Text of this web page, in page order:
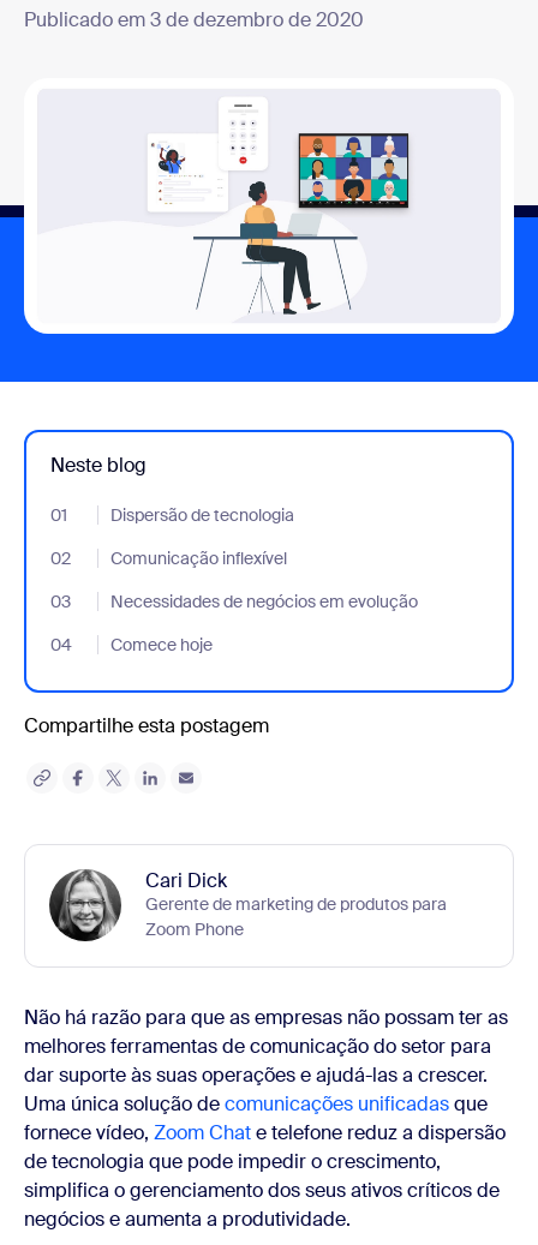
Publicado em 3 de dezembro de 2020
Neste blog
01 Dispersão de tecnologia
- Jumplink to Dispersão de tecnologia
02
Comunicação inflexível
- Jumplink to Comunicação inflexível
03
Necessidades de negócios em evolução
- Jumplink to Necessidades de negócios em evolução
04
Comece hoje
- Jumplink to Comece hoje
Compartilhe esta postagem
Cari Dick
Gerente de marketing de produtos para
Zoom Phone
Não há razão para que as empresas não possam ter as
melhores ferramentas de comunicação do setor para
dar suporte às suas operações e ajudá-las a crescer.
Uma única solução decomunicações unificadasque
fornece vídeo, Zoom Chate telefone reduz a dispersão
de tecnologia que pode impedir o crescimento,
simplifica o gerenciamento dos seus ativos críticos de
negócios e aumenta a produtividade.